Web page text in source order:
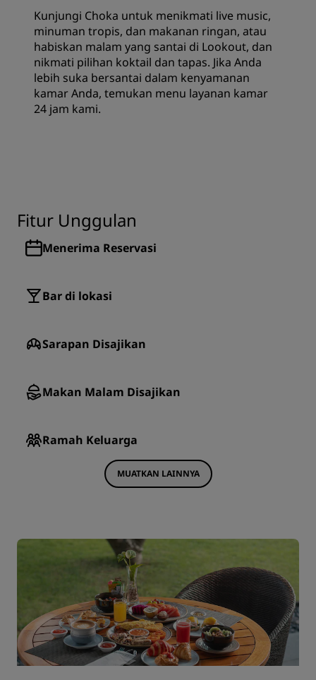
Kunjungi Choka untuk menikmati live music,
minuman tropis, dan makanan ringan, atau
habiskan malam yang santai di Lookout, dan
nikmati pilihan koktail dan tapas. Jika Anda
lebih suka bersantai dalam kenyamanan
kamar Anda, temukan menu layanan kamar
24 jam kami.
Fitur Unggulan
Menerima Reservasi
Bar di lokasi
Sarapan Disajikan
Makan Malam Disajikan
Ramah Keluarga
MUATKAN LAINNYA